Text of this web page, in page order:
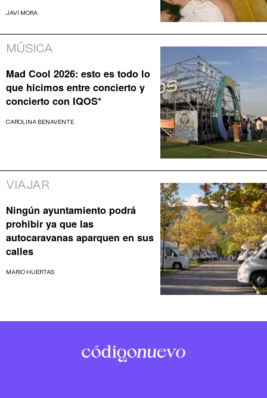
JAVI MORA
MÚSICA
Mad Cool 2026: esto es todo lo
que hicimos entre concierto y
concierto con IQOS*
CAROLINA BENAVENTE
VIAJAR
Ningún ayuntamiento podrá
prohibir ya que las
autocaravanas aparquen en sus
calles
MARIO HUERTAS